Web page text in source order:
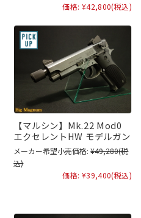
価格: ¥42,800(税込)
【マルシン】Mk.22 Mod0
エクセレントHW モデルガン
メーカー希望小売価格: ¥49,280(税
込)
価格: ¥39,400(税込)